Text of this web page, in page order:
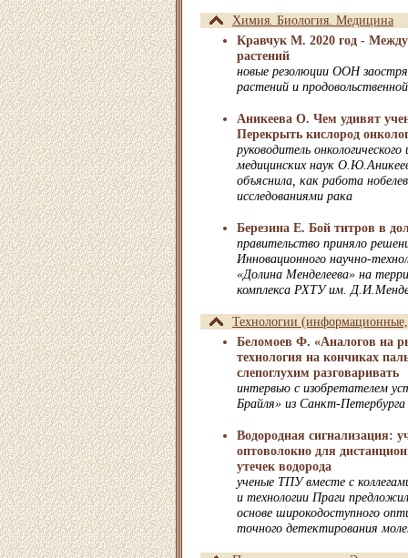
Химия. Биология. Медицина
Кравчук М. 2020 год -
растений
новые резолюции ООН
растений и
Аникеева О. Чем удивят
Перекрыть кислород
руководитель
медицинских наук
объяснила, как работа
исследованиями рака
Березина Е. Бой титров в
правительство приняло
Инновационного научно-
«Долина Менделеева» на
комплекса РХТУ им.
Технологии
Беломоев Ф. «Аналогов на
технология на кончиках
слепоглухим разговаривать
интервью с изобретателем
Брайля» из Санкт-
Водородная сигнализация:
оптоволокно для
утечек водорода
ученые ТПУ вместе с
и технологии Праги
основе широкодоступного
точного детектирования